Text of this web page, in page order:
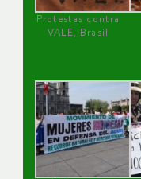
Protestas contra
VALE, Brasil